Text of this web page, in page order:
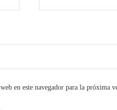
en este navegador para la próxima